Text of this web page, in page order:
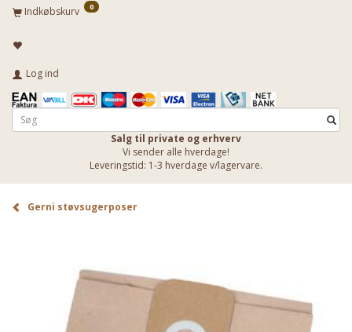
Indkøbskurv 0
Log ind
Salg til private og erhverv
Vi sender alle hverdage!
Leveringstid: 1-3 hverdage v/lagervare.
Gerni støvsugerposer